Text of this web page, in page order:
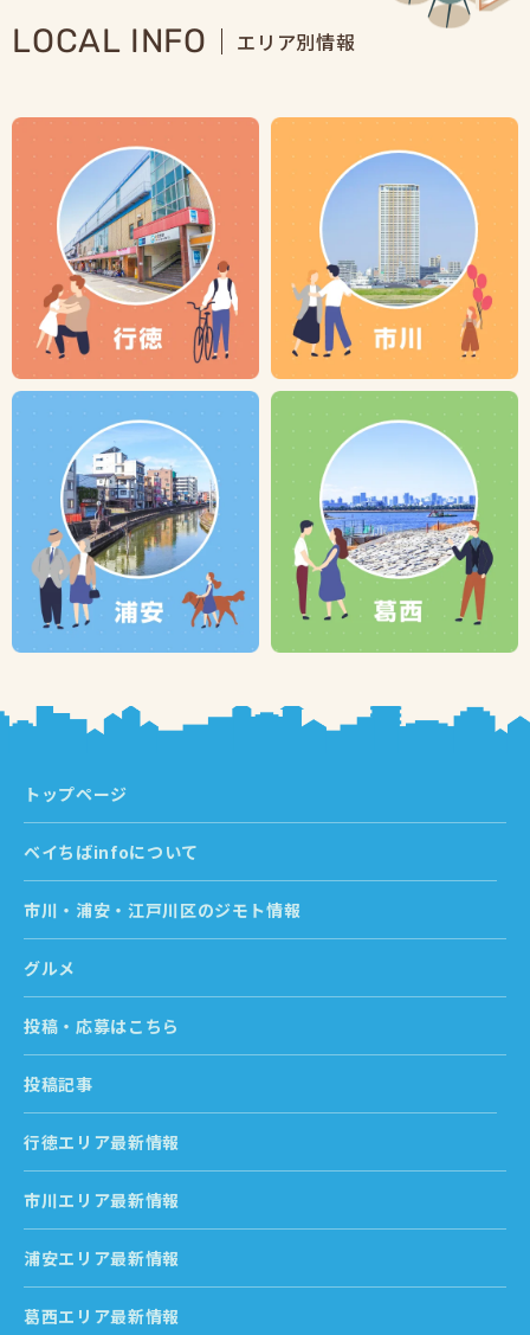
LOCAL INFO エリア別情報
トップページ
ベイちばinfoについて
市川・浦安・江戸川区のジモト情報
グルメ
投稿・応募はこちら
投稿記事
行徳エリア最新情報
市川エリア最新情報
浦安エリア最新情報
葛西エリア最新情報